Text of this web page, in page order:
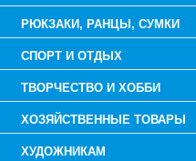
РЮКЗАКИ, РАНЦЫ, СУМКИ
СПОРТ И ОТДЫХ
ТВОРЧЕСТВО И ХОББИ
ХОЗЯЙСТВЕННЫЕ ТОВАРЫ
ХУДОЖНИКАМ